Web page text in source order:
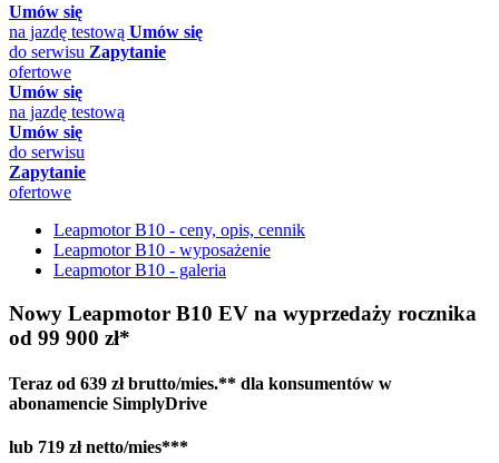
Umów się
na jazdę testową Umów się
do serwisu Zapytanie
ofertowe
Umów się
na jazdę testową
Umów się
do serwisu
Zapytanie
ofertowe
Leapmotor B10 - ceny, opis, cennik
Leapmotor B10 - wyposażenie
Leapmotor B10 - galeria
Nowy Leapmotor B10 EV na wyprzedaży rocznika
od 99 900 zł*
Teraz od 639 zł brutto/mies.** dla konsumentów w
abonamencie SimplyDrive
lub 719 zł netto/mies***